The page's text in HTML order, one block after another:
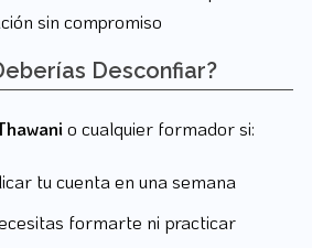
sin compromiso
Desconfiar?
o cualquier formador si:
tu cuenta en una semana
formarte ni practicar